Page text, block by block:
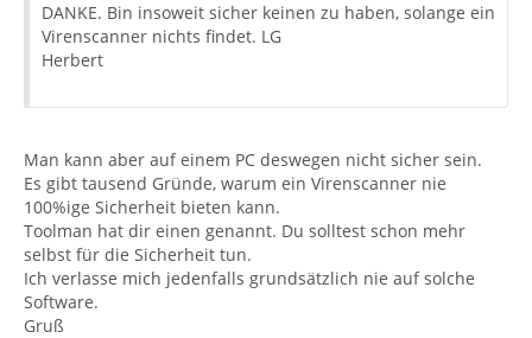
DANKE. Bin insoweit sicher keinen zu haben, solange ein
Virenscanner nichts findet. LG
Herbert
Man kann aber auf einem PC deswegen nicht sicher sein.
Es gibt tausend Gründe, warum ein Virenscanner nie
100%ige Sicherheit bieten kann.
Toolman hat dir einen genannt. Du solltest schon mehr
selbst für die Sicherheit tun.
Ich verlasse mich jedenfalls grundsätzlich nie auf solche
Software.
Gruß